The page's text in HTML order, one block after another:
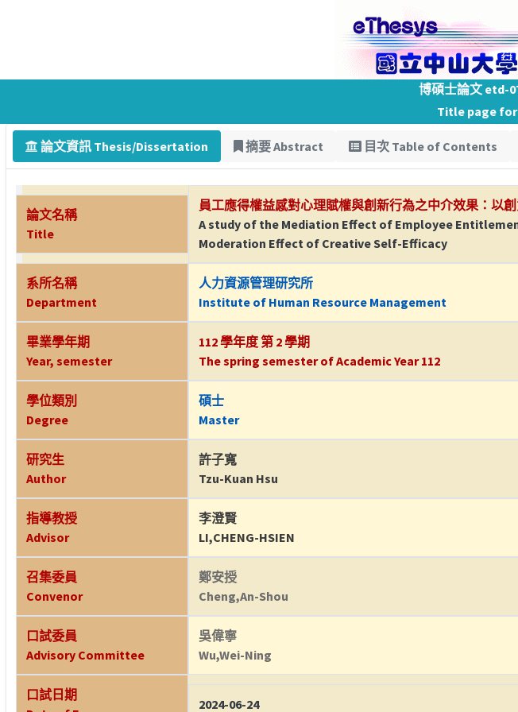
博碩士論文 etd-
Title page for
論文資訊 Thesis/Dissertation 摘要 Abstract 目次 Table of Contents
論文名稱
Title
員工應得權益感對心理賦權與創新行為之中介效果：以
A study of the Mediation Effect of Employee
Moderation Effect of Creative Self-Efficacy
系所名稱
Department
人力資源管理研究所
Institute of Human Resource Management
畢業學年期
Year, semester
112 學年度 第 2 學期
The spring semester of Academic Year 112
學位類別
Degree
碩士
Master
研究生
Author
許子寬
Tzu-Kuan Hsu
指導教授
Advisor
李澄賢
LI,CHENG-HSIEN
召集委員
Convenor
鄭安授
Cheng,An-Shou
口試委員
Advisory Committee
吳偉寧
Wu,Wei-Ning
口試日期
2024-06-24